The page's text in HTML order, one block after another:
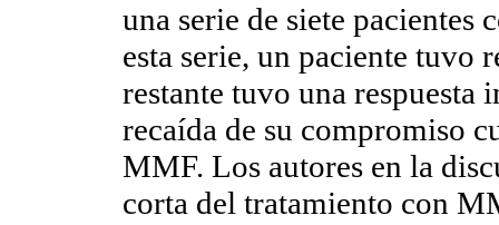
una serie de siete pacientes
esta serie, un paciente tuvo
restante tuvo una
recaída de su compromiso
MMF. Los autores en la
corta del tratamiento con